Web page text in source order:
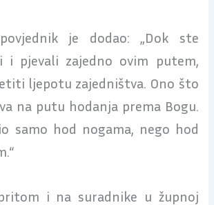
je dodao: „Dok ste
i pjevali zajedno ovim putem,
ljepotu zajedništva. Ono što
na putu hodanja prema Bogu.
samo hod nogama, nego hod
i na suradnike u župnoj